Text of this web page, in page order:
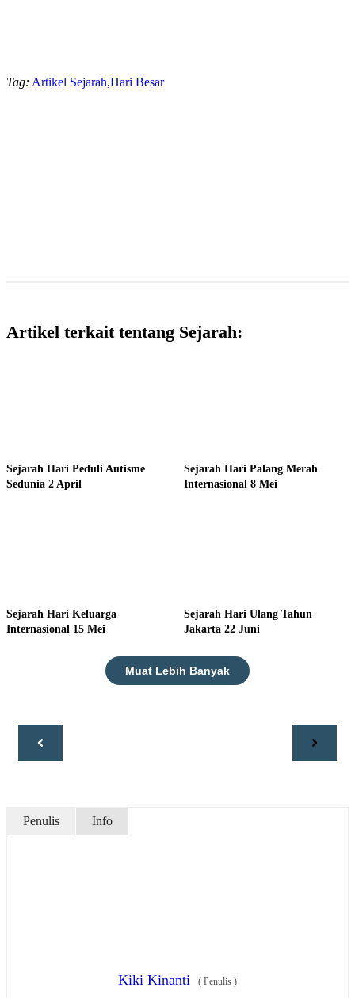
Tag: Artikel Sejarah,Hari Besar
Artikel terkait tentang Sejarah:
Sejarah Hari Peduli Autisme
Sedunia 2 April
Sejarah Hari Palang Merah
Internasional 8 Mei
Sejarah Hari Keluarga
Internasional 15 Mei
Sejarah Hari Ulang Tahun
Jakarta 22 Juni
Muat Lebih Banyak
Penulis Info
Kiki Kinanti ( Penulis )